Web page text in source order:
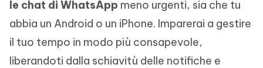
le chat di WhatsApp meno urgenti, sia che tu
abbia un Android o un iPhone. Imparerai a gestire
il tuo tempo in modo più consapevole,
liberandoti dalla schiavitù delle notifiche e